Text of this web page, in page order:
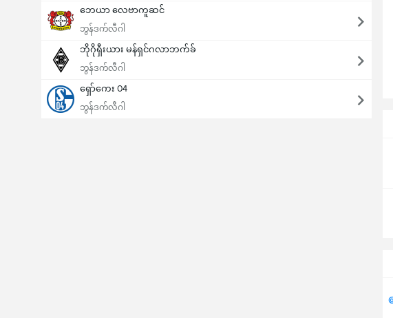
ဘေယာ လေဗာကူဆင်
ဘွန်ဒက်လီဂါ
ဘိုဂိုရှီးယား မန်ရှင်ဂလာဘက်ခ်
ဘွန်ဒက်လီဂါ
ရှော်ကေး 04
ဘွန်ဒက်လီဂါ